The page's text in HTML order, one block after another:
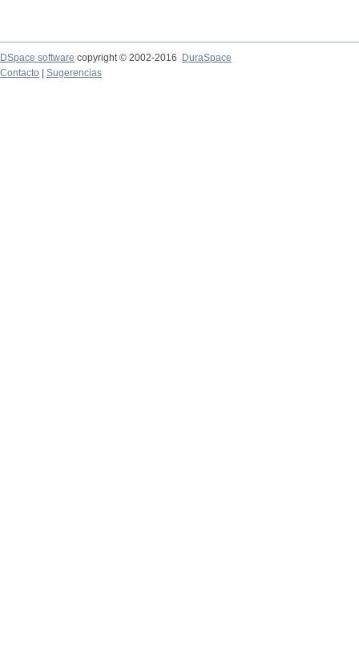
DSpace software copyright © 2002-2016
DuraSpace
Contacto
Sugerencias